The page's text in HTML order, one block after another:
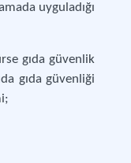
uyguladığı
gıda güvenlik
gıda güvenliği